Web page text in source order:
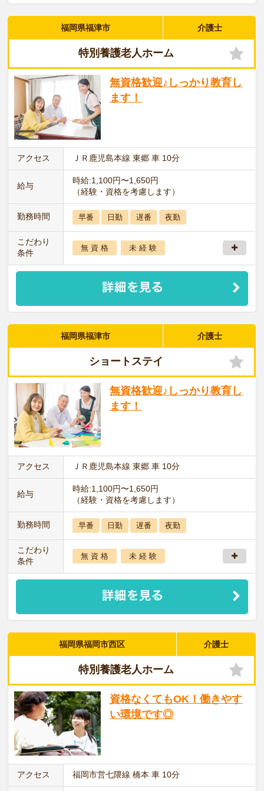
福岡県福津市 介護士
特別養護老人ホーム
無資格歓迎♪しっかり教育し
ます！
アクセス ＪＲ鹿児島本線 東郷 車 10分
給与
時給:1,100円〜1,650円
（経験・資格を考慮します）
勤務時間 早番 日勤 遅番 夜勤
こだわり
条件
無 資 格 未 経 験
福岡県福津市 介護士
ショートステイ
無資格歓迎♪しっかり教育し
ます！
アクセス ＪＲ鹿児島本線 東郷 車 10分
給与
時給:1,100円〜1,650円
（経験・資格を考慮します）
勤務時間 早番 日勤 遅番 夜勤
こだわり
条件
無 資 格 未 経 験
福岡県福岡市西区 介護士
特別養護老人ホーム
資格なくてもOK！働きやす
い環境です◎
アクセス 福岡市営七隈線 橋本 車 10分